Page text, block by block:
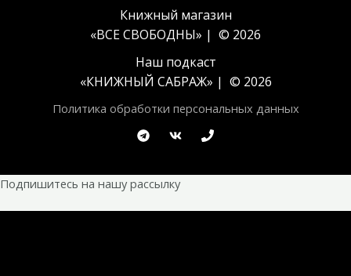
Книжный магазин
«ВСЕ СВОБОДНЫ» | © 2026
Наш подкаст
«КНИЖНЫЙ САБРАЖ» | © 2026
Политика обработки персональных данных
Подпишитесь на нашу рассылку